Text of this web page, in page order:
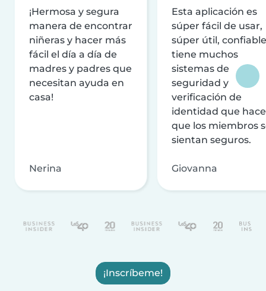
¡Hermosa y segura
manera de encontrar
niñeras y hacer más
fácil el día a día de
madres y padres que
necesitan ayuda en
casa!
Nerina
Esta aplicación es
súper fácil de usar,
súper útil,
tiene muchos
sistemas de
seguridad y
verificación de
identidad que
que los miembros
sientan seguros.
Giovanna
¡Inscríbeme!